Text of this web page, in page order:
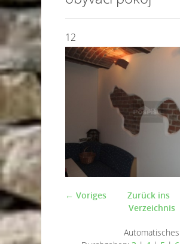
12
← Voriges
Zurück ins
Verzeichnis
Automatisches